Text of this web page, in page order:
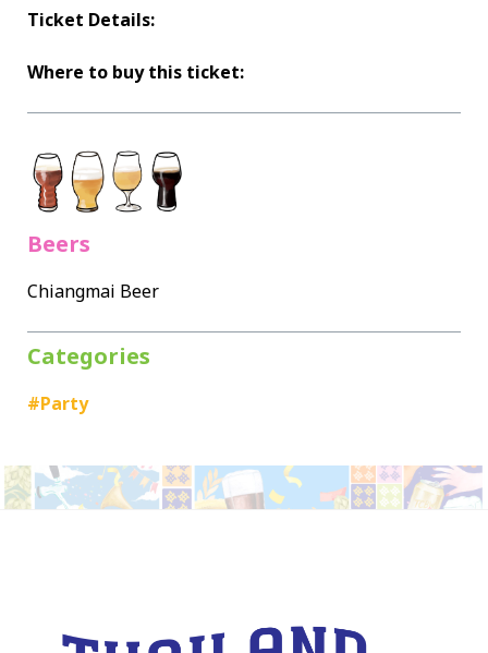
Ticket Details:
Where to buy this ticket:
Beers
Chiangmai Beer
Categories
#Party